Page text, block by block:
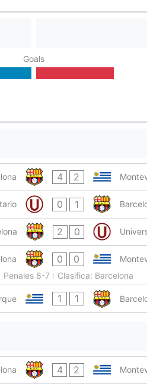
Goals
4 2
0 1
2 0
0 0
Penales 8-7
Clasifica: Barcelona
1 1
4 2